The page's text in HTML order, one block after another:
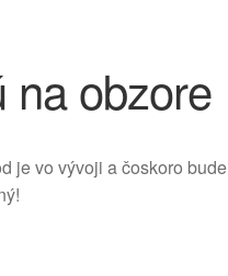
na obzore
je vo vývoji a čoskoro bude